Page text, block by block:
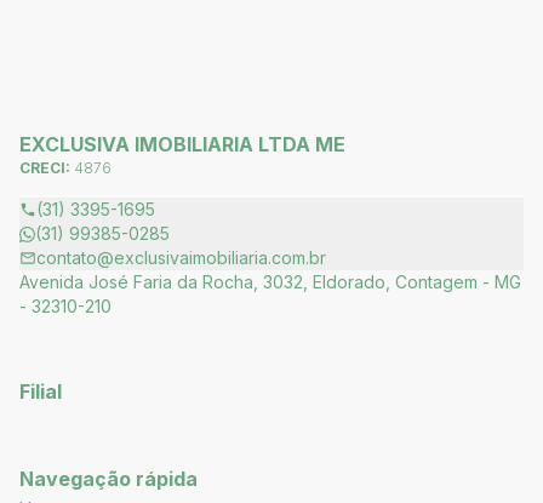
EXCLUSIVA IMOBILIARIA LTDA ME
CRECI: 4876
(31) 3395-1695
(31) 99385-0285
contato@exclusivaimobiliaria.com.br
Avenida José Faria da Rocha, 3032, Eldorado, Contagem - MG
- 32310-210
Filial
Navegação rápida